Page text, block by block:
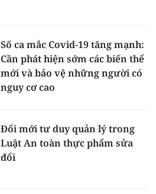
Số ca mắc Covid-19 tăng mạnh:
Cần phát hiện sớm các biến thể
mới và bảo vệ những người có
nguy cơ cao
Đổi mới tư duy quản lý trong
Luật An toàn thực phẩm sửa
đổi